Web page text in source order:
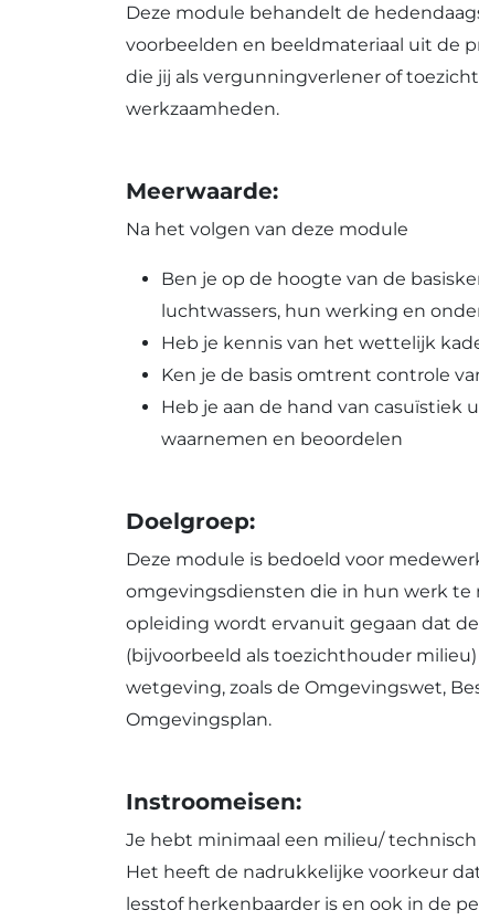
Deze module behandelt de
voorbeelden en beeldmateriaal uit de
die jij als vergunningverlener of
werkzaamheden.
Meerwaarde:
Na het volgen van deze module
Ben je op de hoogte van de
luchtwassers, hun werking en
Heb je kennis van het wettelijk
Ken je de basis omtrent controle
Heb je aan de hand van casuïstiek
waarnemen en beoordelen
Doelgroep:
Deze module is bedoeld voor
omgevingsdiensten die in hun werk te
opleiding wordt ervanuit gegaan dat
(bijvoorbeeld als toezichthouder
wetgeving, zoals de Omgevingswet,
Omgevingsplan.
Instroomeisen:
Je hebt minimaal een milieu/
Het heeft de nadrukkelijke voorkeur
lesstof herkenbaarder is en ook in de